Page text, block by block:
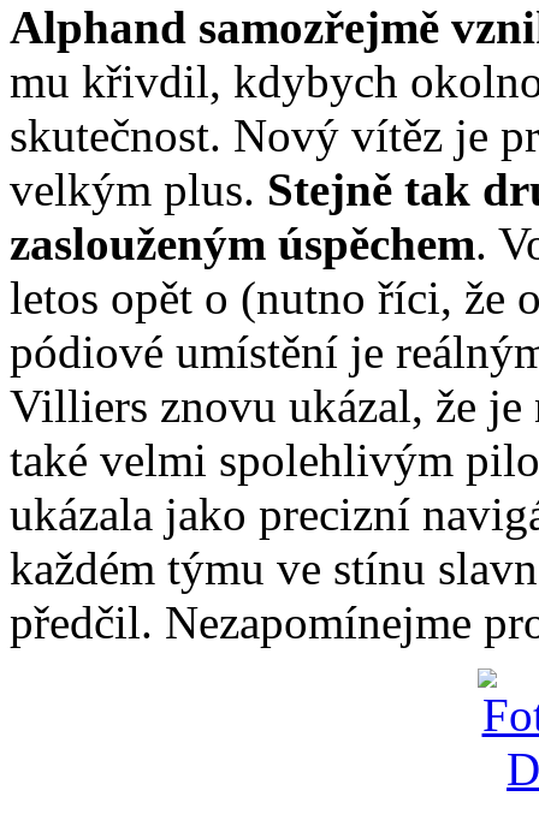
Alphand samozřejmě
mu křivdil, kdybych
skutečnost. Nový vítěz je
velkým plus. Stejně tak
zaslouženým úspěchem.
letos opět o (nutno říci, že
pódiové umístění je
Villiers znovu ukázal, že je
také velmi spolehlivým
ukázala jako precizní
každém týmu ve stínu
předčil. Nezapomínejme